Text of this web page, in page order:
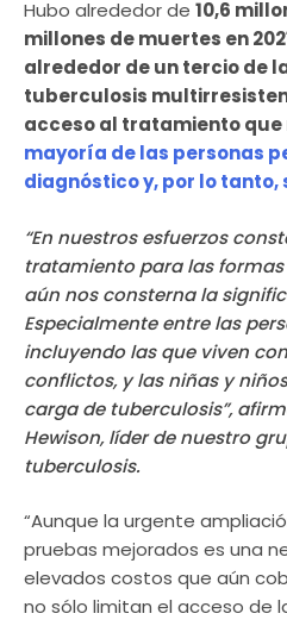
Hubo alrededor de 10,6
millones de muertes en
alrededor de un tercio de
tuberculosis
acceso al tratamiento
mayoría de las personas
diagnóstico y, por lo
“En nuestros esfuerzos
tratamiento para las formas
aún nos consterna la
Especialmente entre las
incluyendo las que viven
conflictos, y las niñas y
carga de tuberculosis”,
Hewison, líder de nuestro
tuberculosis.
“Aunque la urgente
pruebas mejorados es una
elevados costos que aún
no sólo limitan el acceso de